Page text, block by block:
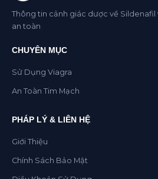
Thông tin cảnh giác dược về
an toàn
CHUYÊN MỤC
Sử Dụng Viagra
An Toàn Tim Mạch
PHÁP LÝ & LIÊN HỆ
Giới Thiệu
Chính Sách Bảo Mật